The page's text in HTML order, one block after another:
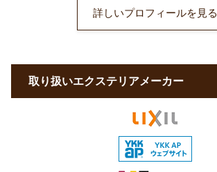
詳しいプロフィールを見る
取り扱いエクステリアメーカー